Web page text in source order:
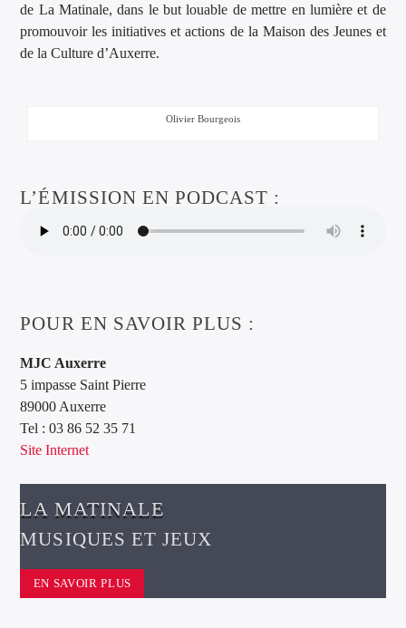
de La Matinale, dans le but louable de mettre en lumière et de
promouvoir les initiatives et actions de la Maison des Jeunes et
de la Culture d’Auxerre.
Olivier Bourgeois
L’ÉMISSION EN PODCAST :
POUR EN SAVOIR PLUS :
MJC Auxerre
5 impasse Saint Pierre
89000 Auxerre
Tel : 03 86 52 35 71
Site Internet
LA MATINALE
MUSIQUES ET JEUX
EN SAVOIR PLUS